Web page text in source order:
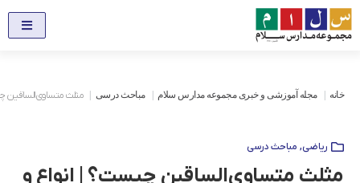
خانه مجله آموزشی و خبری مجموعه مدارس سلام مباحث درسی مثلث
ریاضی, مباحث درسی
مثلث متساوی‌الساقین چیست؟ | انواع و